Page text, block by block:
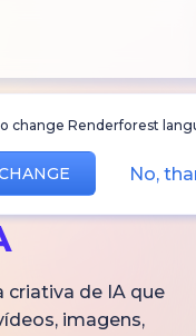
change Renderforest
No,
criativa de IA que
imagens,